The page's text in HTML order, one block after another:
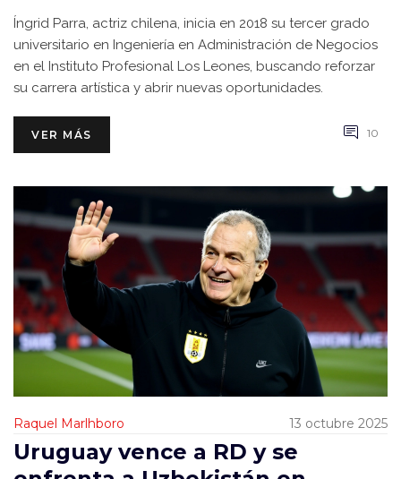
Íngrid Parra, actriz chilena, inicia en 2018 su tercer grado
universitario en Ingeniería en Administración de Negocios
en el Instituto Profesional Los Leones, buscando reforzar
su carrera artística y abrir nuevas oportunidades.
VER MÁS 10
Raquel Marlhboro 13 octubre 2025
Uruguay vence a RD y se